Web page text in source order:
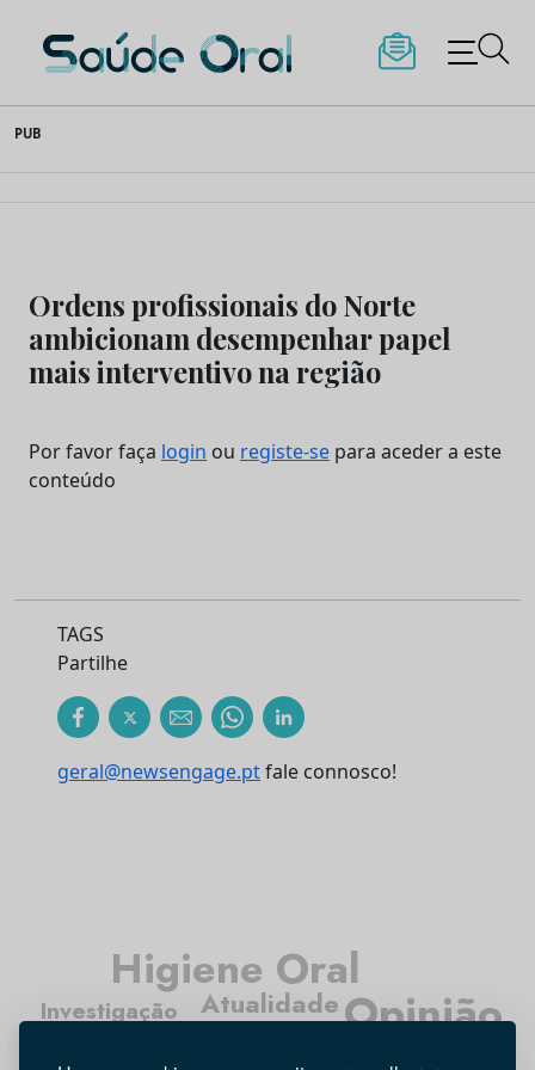
to
content
Saúde Oral
PUB
Ordens profissionais do Norte
ambicionam desempenhar papel
mais interventivo na região
Por favor faça login ou registe-se para aceder a este
conteúdo
TAGS
Partilhe
geral@newsengage.ptfale connosco!
Atualidade
Higiene Oral
Opinião
Investigação